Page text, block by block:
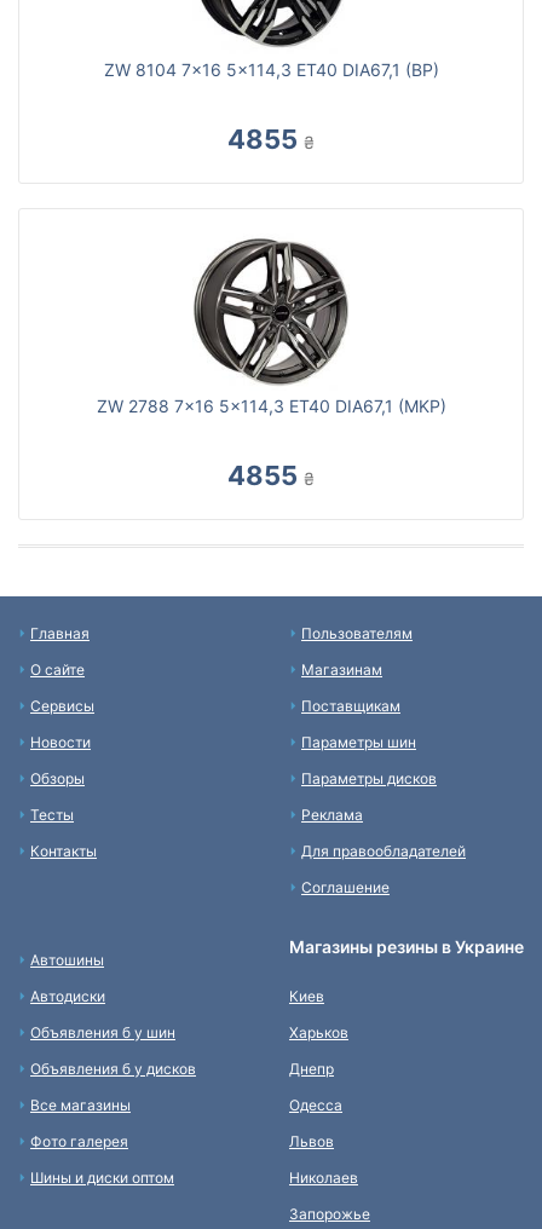
ZW 8104 7x16 5x114,3 ET40 DIA67,1 (BP)
4855 ₴
ZW 2788 7x16 5x114,3 ET40 DIA67,1 (MKP)
4855 ₴
Главная
О сайте
Сервисы
Новости
Обзоры
Тесты
Контакты
Пользователям
Магазинам
Поставщикам
Параметры шин
Параметры дисков
Реклама
Для правообладателей
Соглашение
Автошины
Автодиски
Объявления б у шин
Объявления б у дисков
Все магазины
Фото галерея
Шины и диски оптом
Магазины резины в Украине
Киев
Харьков
Днепр
Одесса
Львов
Николаев
Запорожье